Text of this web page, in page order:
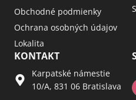
Obchodné podmienky
Ochrana osobných údajov
Lokalita
KONTAKT
Karpatské námestie
10/A, 831 06 Bratislava